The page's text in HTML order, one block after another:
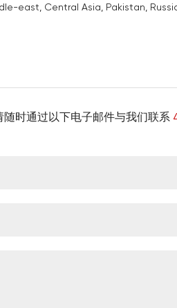
east, Central Asia, Pakistan,
时通过以下电子邮件与我们联系